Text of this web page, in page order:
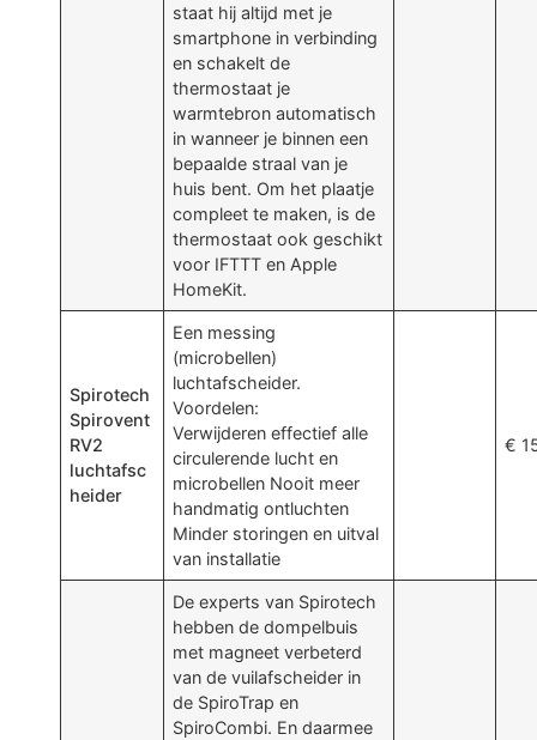
staat hij altijd met je
smartphone in verbinding
en schakelt de
thermostaat je
warmtebron automatisch
in wanneer je binnen een
bepaalde straal van je
huis bent. Om het plaatje
compleet te maken, is de
thermostaat ook geschikt
voor IFTTT en Apple
HomeKit.
Spirotech
Spirovent
RV2
luchtafsc
heider
Een messing
(microbellen)
luchtafscheider.
Voordelen:
Verwijderen effectief alle
circulerende lucht en
microbellen Nooit meer
handmatig ontluchten
Minder storingen en uitval
van installatie
€
De experts van Spirotech
hebben de dompelbuis
met magneet verbeterd
van de vuilafscheider in
de SpiroTrap en
SpiroCombi. En daarmee